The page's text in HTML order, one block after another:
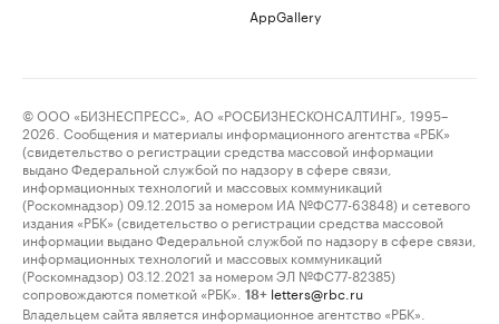
AppGallery
© ООО «БИЗНЕСПРЕСС», АО «РОСБИЗНЕСКОНСАЛТИНГ», 1995–
2026. Сообщения и материалы информационного агентства «РБК»
(свидетельство о регистрации средства массовой информации
выдано Федеральной службой по надзору в сфере связи,
информационных технологий и массовых коммуникаций
(Роскомнадзор) 09.12.2015 за номером ИА №ФС77-63848) и сетевого
издания «РБК» (свидетельство о регистрации средства массовой
информации выдано Федеральной службой по надзору в сфере связи,
информационных технологий и массовых коммуникаций
(Роскомнадзор) 03.12.2021 за номером ЭЛ №ФС77-82385)
сопровождаются пометкой «РБК».
18+ letters@rbc.ru
Владельцем сайта является информационное агентство «РБК».